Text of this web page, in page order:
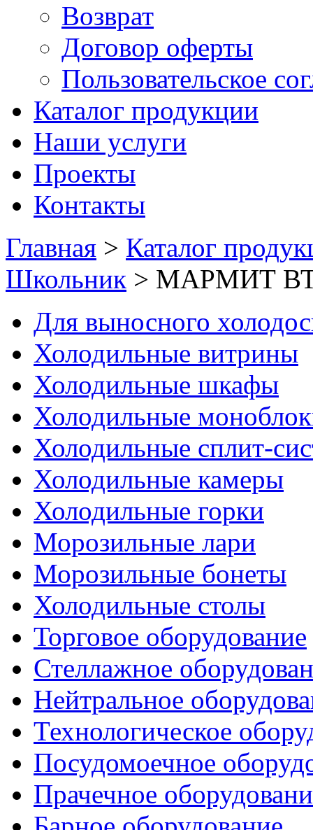
Возврат
Договор оферты
Пользовательское
Каталог продукции
Наши услуги
Проекты
Контакты
Главная > Каталог
Школьник > МАРМИТ
Для выносного
Холодильные витрины
Холодильные шкафы
Холодильные
Холодильные сплит-
Холодильные камеры
Холодильные горки
Морозильные лари
Морозильные бонеты
Холодильные столы
Торговое оборудование
Стеллажное
Нейтральное
Технологическое
Посудомоечное
Прачечное